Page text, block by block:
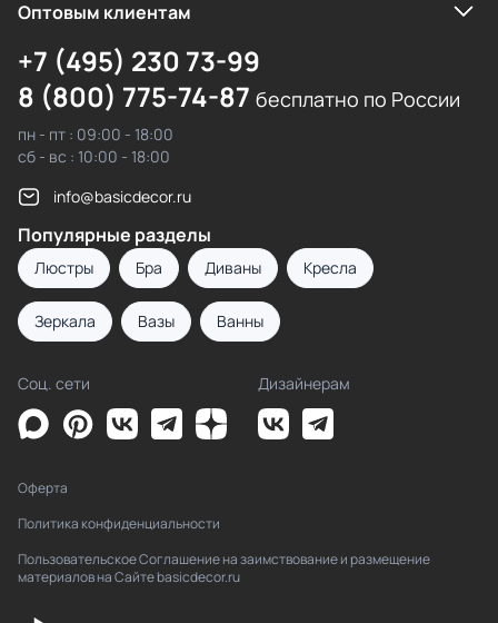
Оптовым клиентам
+7 (495) 230 73-99
8 (800) 775-74-87 бесплатно по России
пн - пт : 09:00 - 18:00
сб - вс : 10:00 - 18:00
info@basicdecor.ru
Популярные разделы
Люстры Бра Диваны Кресла
Зеркала Вазы Ванны
Соц. сети Дизайнерам
Оферта
Политика конфиденциальности
Пользовательское Соглашение на заимствование и размещение
материалов на Сайте basicdecor.ru